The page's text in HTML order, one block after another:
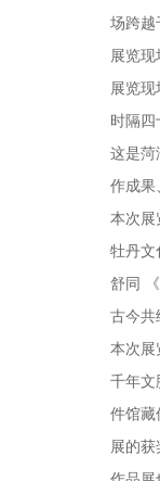
场跨越
展览现
展览现
时隔
这是菏
作成果
本次展
牡丹文
舒同
古今共
本次展
千年文
件馆藏
展的